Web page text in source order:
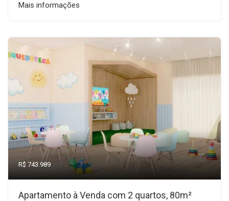
Mais informações
R$ 743.989
Apartamento à Venda com 2 quartos, 80m²